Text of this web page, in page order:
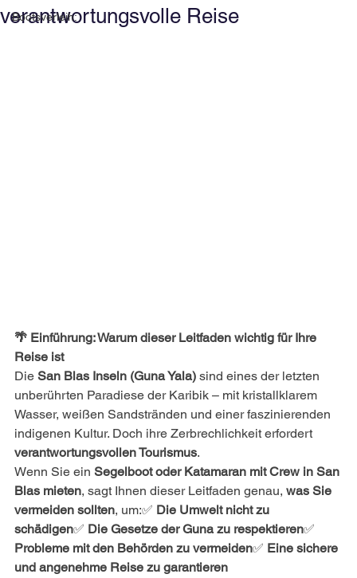
Bootsverleih:
verantwortungsvolle Reise
🌴 Einführung: Warum dieser Leitfaden wichtig für Ihre
Reise ist
Die San Blas Inseln (Guna Yala) sind eines der letzten
unberührten Paradiese der Karibik – mit kristallklarem
Wasser, weißen Sandstränden und einer faszinierenden
indigenen Kultur. Doch ihre Zerbrechlichkeit erfordert
verantwortungsvollen Tourismus.
Wenn Sie ein Segelboot oder Katamaran mit Crew in San
Blas mieten, sagt Ihnen dieser Leitfaden genau, was Sie
vermeiden sollten, um:✅ Die Umwelt nicht zu
schädigen✅ Die Gesetze der Guna zu respektieren✅
Probleme mit den Behörden zu vermeiden✅ Eine sichere
und angenehme Reise zu garantieren